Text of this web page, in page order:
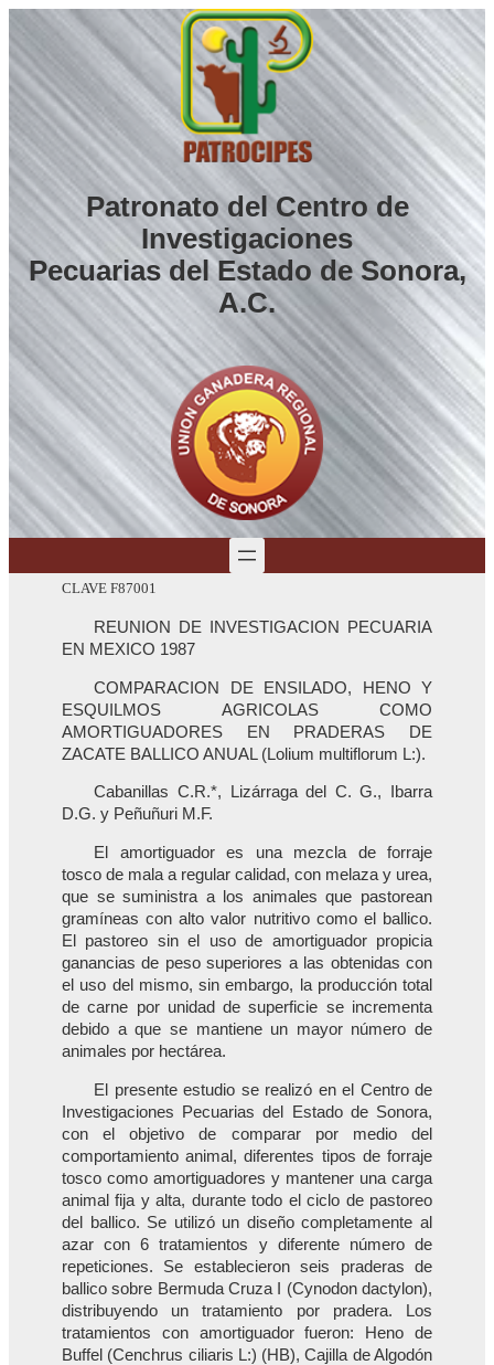
Saltar
al
contenido
Patronato del Centro de
Investigaciones
Pecuarias del Estado de Sonora,
A.C.
CLAVE F87001
REUNION DE INVESTIGACION PECUARIA
EN MEXICO 1987
COMPARACION DE ENSILADO, HENO Y
ESQUILMOS AGRICOLAS COMO
AMORTIGUADORES EN PRADERAS DE
ZACATE BALLICO ANUAL (Lolium multiflorum L:).
Cabanillas C.R.*, Lizárraga del C. G., Ibarra
D.G. y Peñuñuri M.F.
El amortiguador es una mezcla de forraje
tosco de mala a regular calidad, con melaza y urea,
que se suministra a los animales que pastorean
gramíneas con alto valor nutritivo como el ballico.
El pastoreo sin el uso de amortiguador propicia
ganancias de peso superiores a las obtenidas con
el uso del mismo, sin embargo, la producción total
de carne por unidad de superficie se incrementa
debido a que se mantiene un mayor número de
animales por hectárea.
El presente estudio se realizó en el Centro de
Investigaciones Pecuarias del Estado de Sonora,
con el objetivo de comparar por medio del
comportamiento animal, diferentes tipos de forraje
tosco como amortiguadores y mantener una carga
animal fija y alta, durante todo el ciclo de pastoreo
del ballico. Se utilizó un diseño completamente al
azar con 6 tratamientos y diferente número de
repeticiones. Se establecieron seis praderas de
ballico sobre Bermuda Cruza I (Cynodon dactylon),
distribuyendo un tratamiento por pradera. Los
tratamientos con amortiguador fueron: Heno de
Buffel (Cenchrus ciliaris L:) (HB), Cajilla de Algodón